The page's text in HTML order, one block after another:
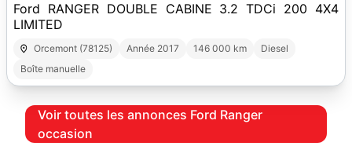
Ford RANGER DOUBLE CABINE 3.2 TDCi 200 4X4
LIMITED
Orcemont (78125) Année 2017 146 000 km
Diesel
Boîte manuelle
Voir toutes les annonces Ford Ranger
occasion